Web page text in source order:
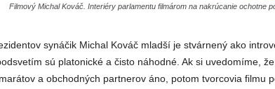
Filmový Michal Kováč. Interiéry parlamentu filmárom na nakrúcanie ochotne
synáčik Michal Kováč mladší je stvárnený ako
sú platonické a čisto náhodné. Ak si uvedomíme,
a obchodných partnerov áno, potom tvorcovia filmu